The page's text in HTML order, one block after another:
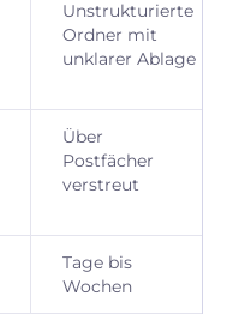
Unstrukturierte
Ordner mit
unklarer Ablage
Über
Postfächer
verstreut
Tage bis
Wochen